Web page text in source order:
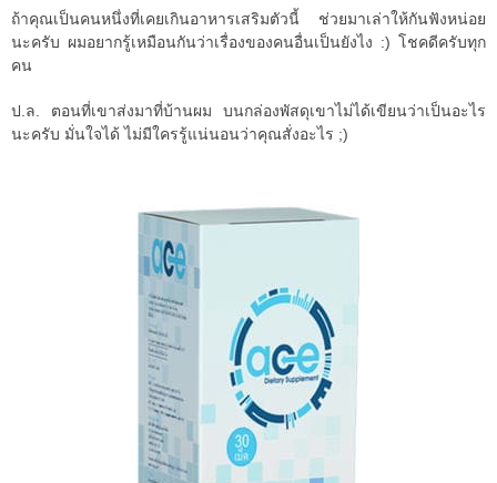
ถ้าคุณเป็นคนหนึ่งที่เคยเกินอาหารเสริมตัวนี้ ช่วยมาเล่าให้กันฟังหน่อย
นะครับ ผมอยากรู้เหมือนกันว่าเรื่องของคนอื่นเป็นยังไง :) โชคดีครับทุก
คน
ป.ล. ตอนที่เขาส่งมาที่บ้านผม บนกล่องพัสดุเขาไม่ได้เขียนว่าเป็นอะไร
นะครับ มั่นใจได้ ไม่มีใครรู้แน่นอนว่าคุณสั่งอะไร ;)